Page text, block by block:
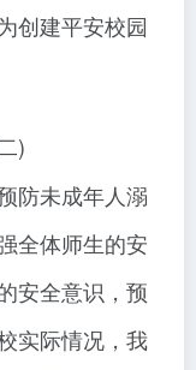
创建平安校园
)
防未成年人溺
全体师生的安
安全意识，预
实际情况，我